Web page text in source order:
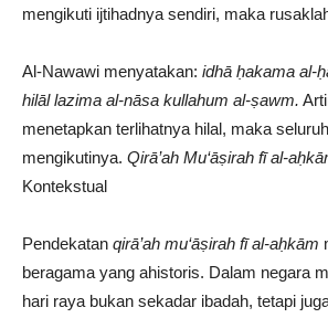
mengikuti ijtihadnya sendiri, maka
Al-Nawawi menyatakan: idhā ḥakama al-
hilāl lazima al-nāsa kullahum al-ṣawm.
menetapkan terlihatnya hilal, maka
mengikutinya. Qirā’ah Mu‘āṣirah fī al-
Kontekstual
Pendekatan qirā’ah mu‘āṣirah fī al-aḥkām
beragama yang ahistoris. Dalam negara
hari raya bukan sekadar ibadah, tetapi